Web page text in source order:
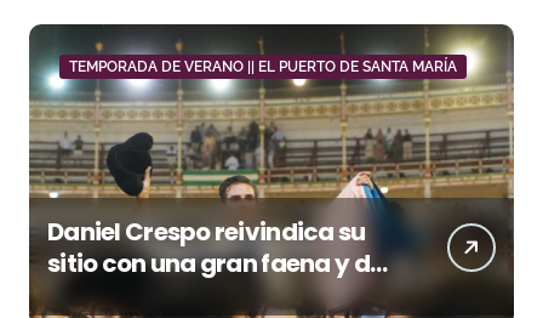
TEMPORADA DE VERANO || EL PUERTO DE SANTA MARÍA
Daniel Crespo reivindica su
sitio con una gran faena y dos
orejas